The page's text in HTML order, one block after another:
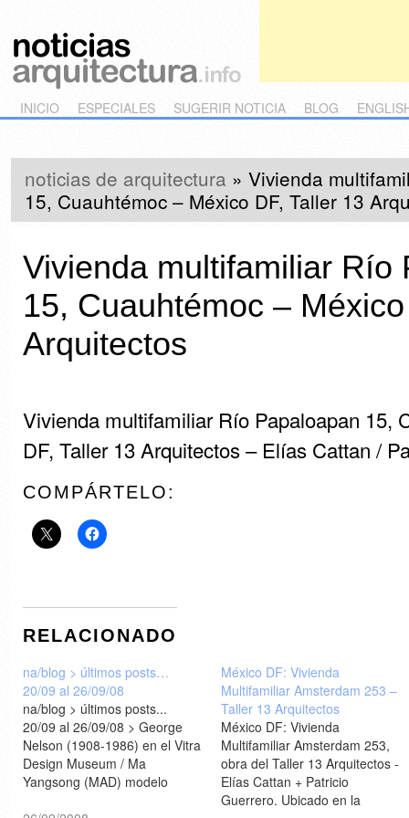
Main menu
Skip to primary content
Skip to secondary content
INICIO ESPECIALES SUGERIR NOTICIA BLOG
noticias de arquitectura » Vivienda
15, Cuauhtémoc – México DF, Taller 13
Vivienda multifamiliar Río
15, Cuauhtémoc –
Arquitectos
Vivienda multifamiliar Río Papaloapan 15,
DF, Taller 13 Arquitectos – Elías Cattan /
COMPÁRTELO:
RELACIONADO
na/blog > últimos posts…
20/09 al 26/09/08
na/blog > últimos posts...
20/09 al 26/09/08 > George
Nelson (1908-1986) en el Vitra
Design Museum / Ma
Yangsong (MAD) modelo
México DF: Vivienda
Multifamiliar Amsterdam 253 –
Taller 13 Arquitectos
México DF: Vivienda
Multifamiliar Amsterdam 253,
obra del Taller 13 Arquitectos -
Elías Cattan + Patricio
Guerrero. Ubicado en la